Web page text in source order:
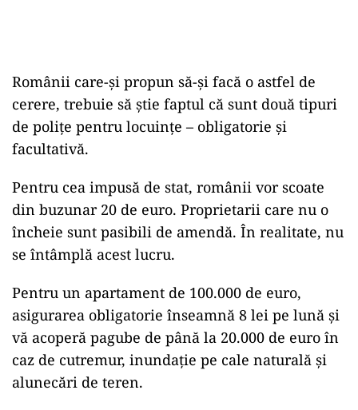
Românii care-și propun să-și facă o astfel de
cerere, trebuie să știe faptul că sunt două tipuri
de poliţe pentru locuinţe – obligatorie şi
facultativă.
Pentru cea impusă de stat, românii vor scoate
din buzunar 20 de euro. Proprietarii care nu o
încheie sunt pasibili de amendă. În realitate, nu
se întâmplă acest lucru.
Pentru un apartament de 100.000 de euro,
asigurarea obligatorie înseamnă 8 lei pe lună şi
vă acoperă pagube de până la 20.000 de euro în
caz de cutremur, inundaţie pe cale naturală şi
alunecări de teren.